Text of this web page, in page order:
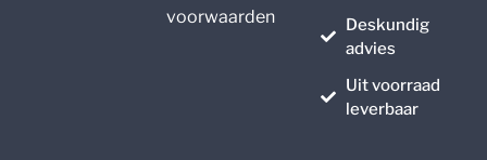
voorwaarden
Deskundig
advies
Uit voorraad
leverbaar